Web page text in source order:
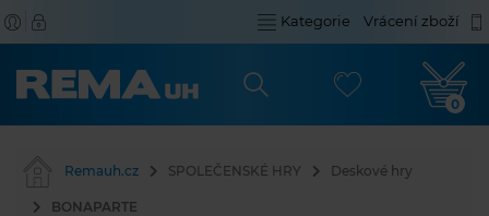
Kategorie Vrácení zboží
0
Remauh.cz SPOLEČENSKÉ HRY Deskové hry
BONAPARTE